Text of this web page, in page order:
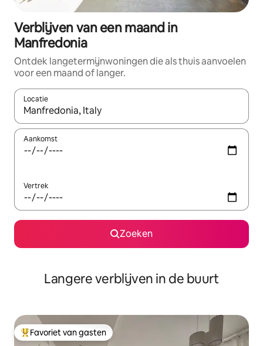
Verblijven van een maand in
Manfredonia
Ontdek langetermijnwoningen die als thuis aanvoelen
voor een maand of langer.
Locatie
Wanneer er resultaten beschikbaar zijn, maak je een keuze
Aankomst
Vertrek
Zoeken
Langere verblijven in de buurt
Topfavoriet van gasten
Favoriet van gasten